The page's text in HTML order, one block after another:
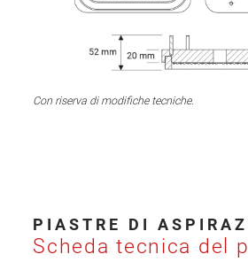
Con riserva di modifiche tecniche.
PIASTRE DI
Scheda tecnica del